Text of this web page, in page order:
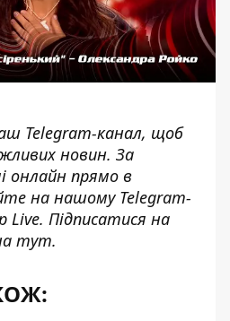
Telegram-канал, щоб
новин. За
онлайн прямо в
на нашому Telegram-
Live. Підписатися на
тут.